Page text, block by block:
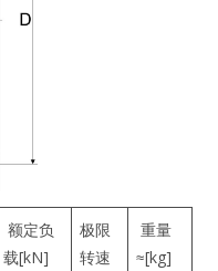
额定负
载[kN]
极限
转速
重量
≈[kg]